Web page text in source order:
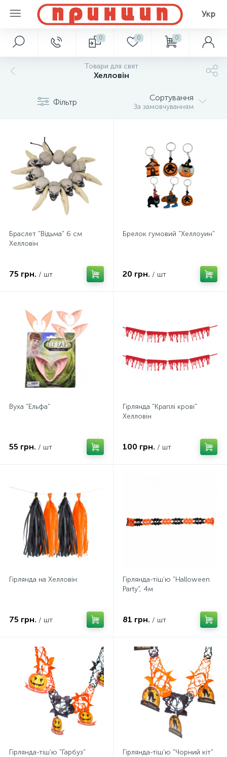
Укр
0 0 0
Товари для свят
Хелловін
Фільтр Сортування
За замовчуванням
Браслет "Відьма" 6 см
Хелловін
75 грн. / шт
Брелок гумовий "Хеллоуин"
20 грн. / шт
Вуха "Ельфа"
55 грн. / шт
Гірлянда "Краплі крові"
Хелловін
100 грн. / шт
Гірлянда на Хелловін
75 грн. / шт
Гірлянда-тіш'ю "Halloween
Party", 4м
81 грн. / шт
Гірлянда-тіш'ю "Гарбуз"
Гірлянда-тіш'ю "Чорний кіт"